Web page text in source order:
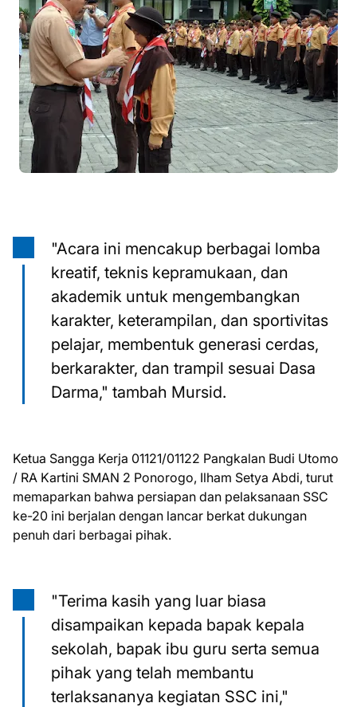
"Acara ini mencakup berbagai lomba
kreatif, teknis kepramukaan, dan
akademik untuk mengembangkan
karakter, keterampilan, dan sportivitas
pelajar, membentuk generasi cerdas,
berkarakter, dan trampil sesuai Dasa
Darma," tambah Mursid.
Ketua Sangga Kerja 01121/01122 Pangkalan Budi Utomo
/ RA Kartini SMAN 2 Ponorogo, Ilham Setya Abdi, turut
memaparkan bahwa persiapan dan pelaksanaan SSC
ke-20 ini berjalan dengan lancar berkat dukungan
penuh dari berbagai pihak.
"Terima kasih yang luar biasa
disampaikan kepada bapak kepala
sekolah, bapak ibu guru serta semua
pihak yang telah membantu
terlaksananya kegiatan SSC ini,"